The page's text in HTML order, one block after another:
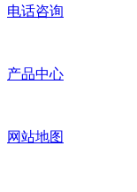
电话咨询
产品中心
网站地图